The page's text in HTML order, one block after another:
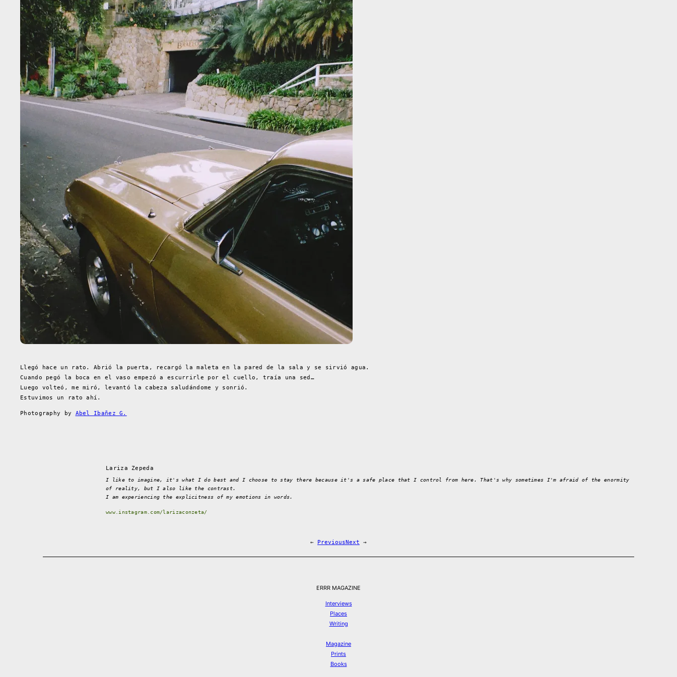
Llegó hace un rato. Abrió la puerta, recargó la maleta en la pared de la sala y se sirvió agua.
Cuando pegó la boca en el vaso empezó a escurrirle por el cuello, traía una sed…
Luego volteó, me miró, levantó la cabeza saludándome y sonrió.
Estuvimos un rato ahí.
Photography by Abel Ibañez G.
Lariza Zepeda
I like to imagine, it's what I do best and I choose to stay there because it's a safe place that I control from here. That's why sometimes I'm afraid of the enormity
of reality, but I also like the contrast.
I am experiencing the explicitness of my emotions in words.
www.instagram.com/larizaconzeta/
← PreviousNext →
ERRR MAGAZINE
Interviews
Places
Writing
Magazine
Prints
Books